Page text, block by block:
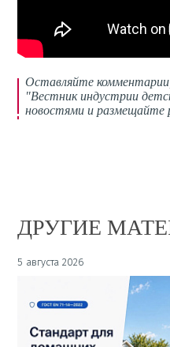
Оставляйте комментарии,
"Вестник индустрии
новостями и размещайте
ДРУГИЕ
5 августа 2026